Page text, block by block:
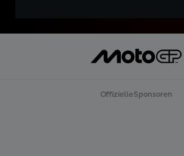
Offizielle Sponsoren